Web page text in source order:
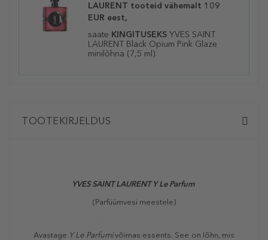
LAURENT tooteid vähemalt 109
EUR eest,
saate KINGITUSEKS YVES SAINT
LAURENT Black Opium Pink Glaze
minilõhna (7,5 ml).
TOOTEKIRJELDUS
YVES SAINT LAURENT Y Le Parfum
(Parfüümvesi meestele)
Avastage Y Le Parfumivõimas essents. See on lõhn, mis